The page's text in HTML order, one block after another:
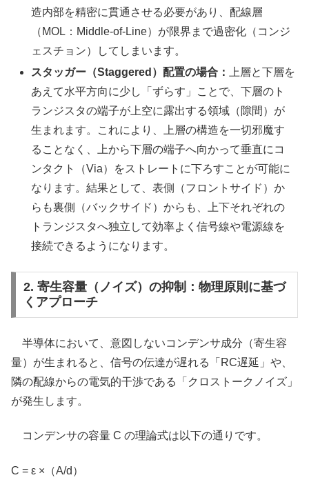
造内部を精密に貫通させる必要があり、配線層
（MOL：Middle-of-Line）が限界まで過密化（コンジ
ェスチョン）してしまいます。
スタッガー（Staggered）配置の場合：
上層と下層を
あえて水平方向に少し「ずらす」ことで、下層のト
ランジスタの端子が上空に露出する領域（隙間）が
生まれます。これにより、上層の構造を一切邪魔す
ることなく、上から下層の端子へ向かって垂直にコ
ンタクト（Via）をストレートに下ろすことが可能に
なります。結果として、表側（フロントサイド）か
らも裏側（バックサイド）からも、上下それぞれの
トランジスタへ独立して効率よく信号線や電源線を
接続できるようになります。
2. 寄生容量（ノイズ）の抑制：物理原則に基づ
くアプローチ
半導体において、意図しないコンデンサ成分（寄生容
量）が生まれると、信号の伝達が遅れる「RC遅延」や、
隣の配線からの電気的干渉である「クロストークノイズ」
が発生します。
コンデンサの容量 C の理論式は以下の通りです。
C = ε ×（A/d）